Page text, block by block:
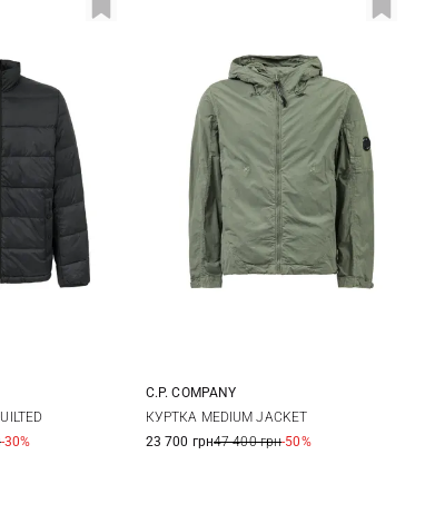
XL
-30%
44 46 48
C.P. COMPANY
КУРТКА MEDIUM JACKET
23 700 грн47 400 грн-50%